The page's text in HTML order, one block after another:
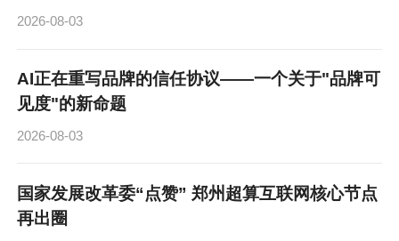
2026-08-03
AI正在重写品牌的信任协议——一个关于"品牌可
见度"的新命题
2026-08-03
国家发展改革委“点赞” 郑州超算互联网核心节点
再出圈